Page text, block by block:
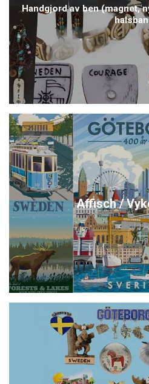
Handgjord av ben (magnet,
Affisch /